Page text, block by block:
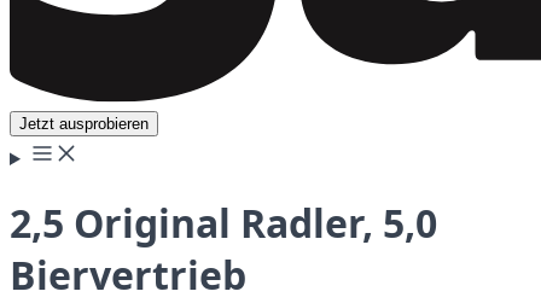
Jetzt ausprobieren
2,5 Original Radler, 5,0
Biervertrieb